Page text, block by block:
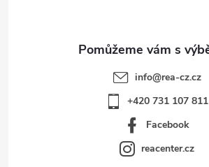
info@rea-cz.cz
+420 731 107 811
Facebook
reacenter.cz